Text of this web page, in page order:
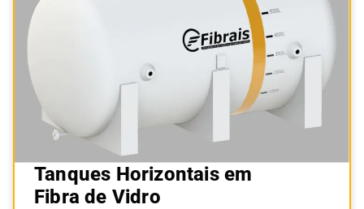
Tanques Horizontais em
Fibra de Vidro